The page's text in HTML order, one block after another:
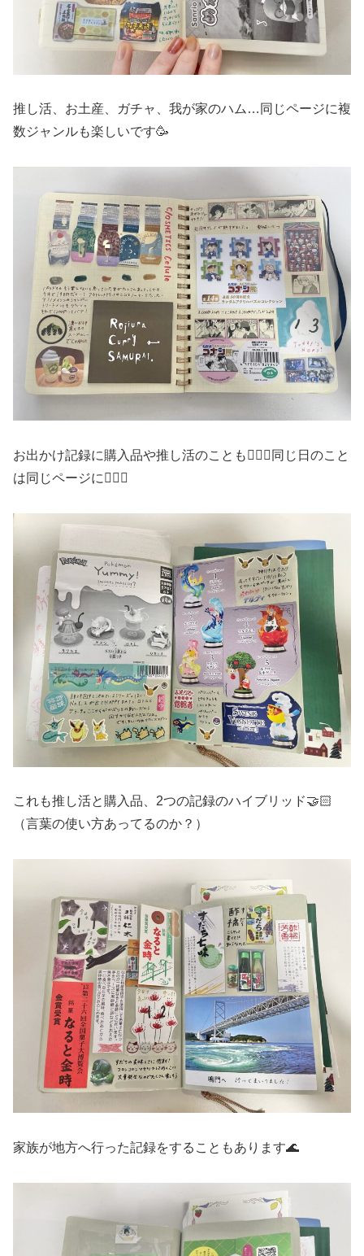
推し活、お土産、ガチャ、我が家のハム…同じページに複
数ジャンルも楽しいです🥳
お出かけ記録に購入品や推し活のことも🙆🏻‍♀️同じ日のこと
は同じページに🙆🏻‍♀️
これも推し活と購入品、2つの記録のハイブリッド🤝🏻
（言葉の使い方あってるのか？）
家族が地方へ行った記録をすることもあります🌊